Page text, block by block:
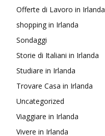
Offerte di Lavoro in Irlanda
shopping in Irlanda
Sondaggi
Storie di Italiani in Irlanda
Studiare in Irlanda
Trovare Casa in Irlanda
Uncategorized
Viaggiare in Irlanda
Vivere in Irlanda